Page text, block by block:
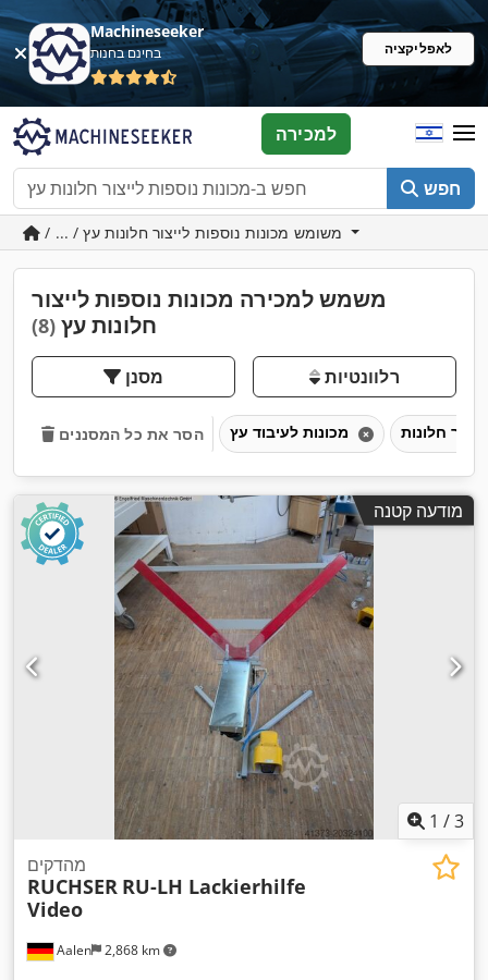
Machineseeker
בחינם בחנות לאפליקציה
חפש
למכירה
משמש למכירה מכונות נוספות לייצור
חלונות עץ (8)
מסנן רלוונטיות
הסר את כל המסננים
מודעה קטנה
1 /3
Aalen 2,868 km
מהדקים
RUCHSER RU-LH Lackierhilfe
Video